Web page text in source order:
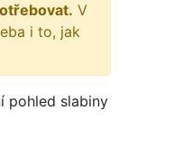
V
i to, jak
pohled slabiny